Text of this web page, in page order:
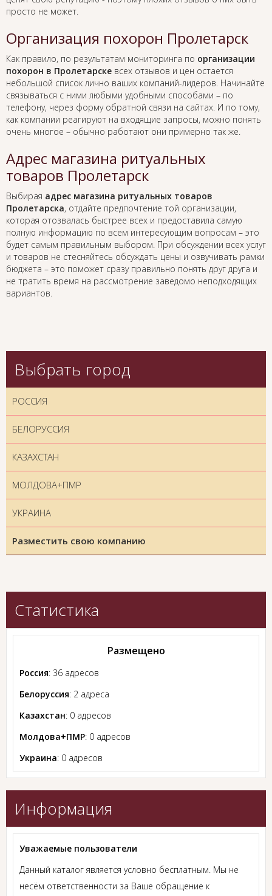
просто не может.
Организация похорон Пролетарск
Как правило, по результатам мониторинга по организации
похорон в Пролетарске всех отзывов и цен остается
небольшой список лично ваших компаний-лидеров. Начинайте
связываться с ними любыми удобными способами – по
телефону, через форму обратной связи на сайтах. И по тому,
как компании реагируют на входящие запросы, можно понять
очень многое – обычно работают они примерно так же.
Адрес магазина ритуальных
товаров Пролетарск
Выбирая адрес магазина ритуальных товаров
Пролетарска, отдайте предпочтение той организации,
которая отозвалась быстрее всех и предоставила самую
полную информацию по всем интересующим вопросам – это
будет самым правильным выбором. При обсуждении всех услуг
и товаров не стесняйтесь обсуждать цены и озвучивать рамки
бюджета – это поможет сразу правильно понять друг друга и
не тратить время на рассмотрение заведомо неподходящих
вариантов.
Выбрать город
РОССИЯ
БЕЛОРУССИЯ
КАЗАХСТАН
МОЛДОВА+ПМР
УКРАИНА
Разместить свою компанию
Статистика
Размещено
Россия: 36 адресов
Белоруссия: 2 адреса
Казахстан: 0 адресов
Молдова+ПМР: 0 адресов
Украина: 0 адресов
Информация
Уважаемые пользователи
Данный каталог является условно бесплатным. Мы не
несём ответственности за Ваше обращение к